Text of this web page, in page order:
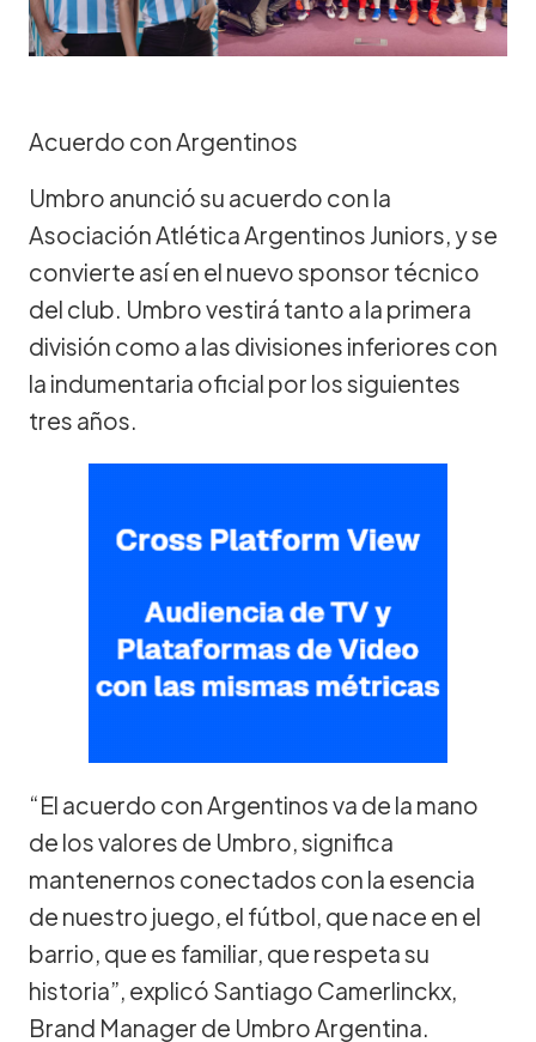
Acuerdo con Argentinos
Umbro anunció su acuerdo con la
Asociación Atlética Argentinos Juniors, y se
convierte así en el nuevo sponsor técnico
del club. Umbro vestirá tanto a la primera
división como a las divisiones inferiores con
la indumentaria oficial por los siguientes
tres años.
“El acuerdo con Argentinos va de la mano
de los valores de Umbro, significa
mantenernos conectados con la esencia
de nuestro juego, el fútbol, que nace en el
barrio, que es familiar, que respeta su
historia”, explicó Santiago Camerlinckx,
Brand Manager de Umbro Argentina.